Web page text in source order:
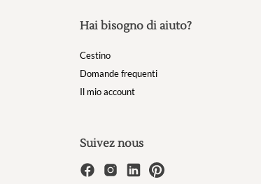
Hai bisogno di aiuto?
Cestino
Domande frequenti
Il mio account
Suivez nous